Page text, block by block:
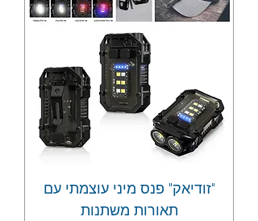
"זודיאק" פנס מיני עוצמתי עם
תאורות משתנות